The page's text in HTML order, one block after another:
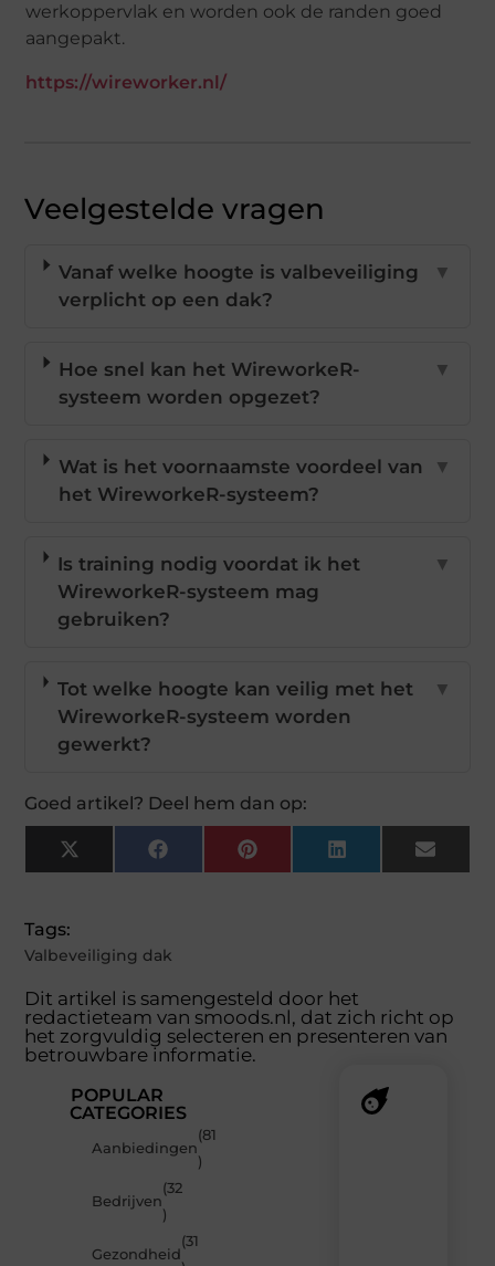
werkoppervlak en worden ook de randen goed
aangepakt.
https://wireworker.nl/
Veelgestelde vragen
Vanaf welke hoogte is valbeveiliging
verplicht op een dak?
▼
Hoe snel kan het WireworkeR-
systeem worden opgezet?
▼
Wat is het voornaamste voordeel van
het WireworkeR-systeem?
▼
Is training nodig voordat ik het
WireworkeR-systeem mag
gebruiken?
▼
Tot welke hoogte kan veilig met het
WireworkeR-systeem worden
gewerkt?
▼
Goed artikel? Deel hem dan op:
X
(Twitter)
FacebookPinterestLinkedInEmail
Tags:
Valbeveiliging dak
Dit artikel is samengesteld door het
redactieteam van smoods.nl, dat zich richt op
het zorgvuldig selecteren en presenteren van
betrouwbare informatie.
POPULAR
CATEGORIES
Aanbiedingen
(81
)
Bedrijven
(32
)
Gezondheid
(31